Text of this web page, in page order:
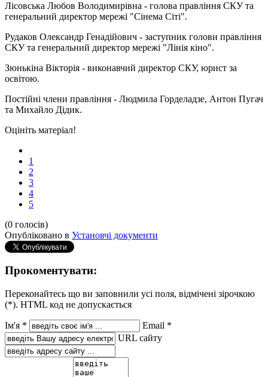
Лісовська Любов Володимирівна - голова правління СКУ та
генеральний директор мережі "Сінема Сіті".
Рудаков Олександр Генадійович - заступник голови правління
СКУ та генеральний директор мережі "Лінія кіно".
Зюнькіна Вікторія - виконавчий директор СКУ, юрист за
освітою.
Постійні члени правління - Людмила Горделадзе, Антон Пугач
та Михайло Дідик.
Оцініть матеріал!
1
2
3
4
5
(0 голосів)
Опубліковано в Установчі документи
Прокоментувати:
Переконайтесь що ви заповнили усі поля, відмічені зірочкою
(*). HTML код не допускається
Ім'я *
Email *
URL сайту